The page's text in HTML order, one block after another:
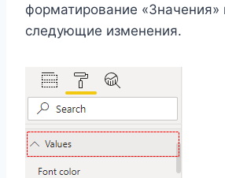
форматирование «Значения»
следующие изменения.